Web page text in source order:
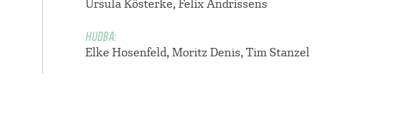
Ursula Kösterke, Felix Andrissens
HUDBA:
Elke Hosenfeld, Moritz Denis, Tim Stanzel